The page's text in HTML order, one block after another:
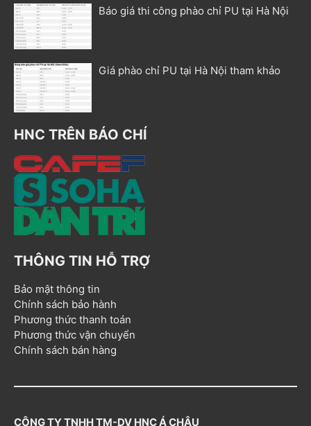
Báo giá thi công phào chỉ PU tại Hà Nội
Giá phào chỉ PU tại Hà Nội tham khảo
HNC TRÊN BÁO CHÍ
THÔNG TIN HỖ TRỢ
Bảo mật thông tin
Chính sách bảo hành
Phương thức thanh toán
Phương thức vận chuyển
Chính sách bán hàng
CÔNG TY TNHH TM-DV HNC Á CHÂU